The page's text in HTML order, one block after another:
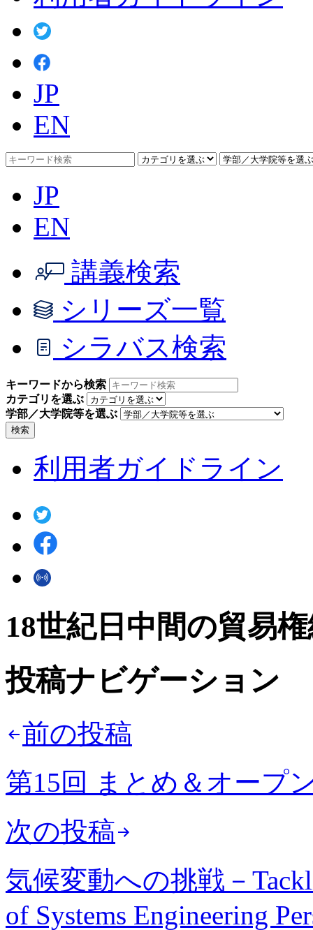
JP
EN
JP
EN
講義検索
シリーズ一覧
シラバス検索
キーワードから検索
カテゴリを選ぶ
学部／大学院等を選ぶ
検索
利用者ガイドライン
18世紀日中間の貿易
投稿ナビゲーション
前の投稿
第15回 まとめ＆オープ
次の投稿
気候変動への挑戦－
of Systems Engineering